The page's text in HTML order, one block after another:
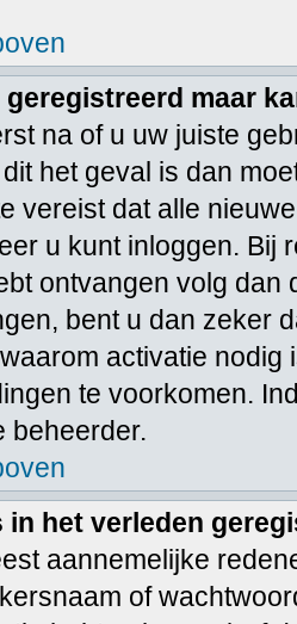
geregistreerd maar
na of u uw juiste
het geval is dan
vereist dat alle
u kunt inloggen. Bij
ontvangen volg dan
bent u dan zeker
activatie nodig
te voorkomen.
beheerder.
in het verleden
aannemelijke
of